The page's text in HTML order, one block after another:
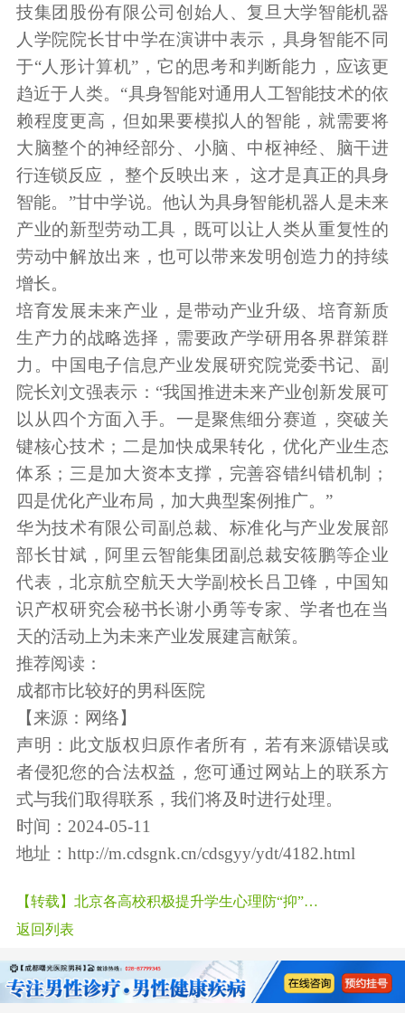
技集团股份有限公司创始人、复旦大学智能机器
人学院院长甘中学在演讲中表示，具身智能不同
于“人形计算机”，它的思考和判断能力，应该更
趋近于人类。“具身智能对通用人工智能技术的依
赖程度更高，但如果要模拟人的智能，就需要将
大脑整个的神经部分、小脑、中枢神经、脑干进
行连锁反应， 整个反映出来， 这才是真正的具身
智能。”甘中学说。他认为具身智能机器人是未来
产业的新型劳动工具，既可以让人类从重复性的
劳动中解放出来，也可以带来发明创造力的持续
增长。
培育发展未来产业，是带动产业升级、培育新质
生产力的战略选择，需要政产学研用各界群策群
力。中国电子信息产业发展研究院党委书记、副
院长刘文强表示：“我国推进未来产业创新发展可
以从四个方面入手。一是聚焦细分赛道，突破关
键核心技术；二是加快成果转化，优化产业生态
体系；三是加大资本支撑，完善容错纠错机制；
四是优化产业布局，加大典型案例推广。”
华为技术有限公司副总裁、标准化与产业发展部
部长甘斌，阿里云智能集团副总裁安筱鹏等企业
代表，北京航空航天大学副校长吕卫锋，中国知
识产权研究会秘书长谢小勇等专家、学者也在当
天的活动上为未来产业发展建言献策。
推荐阅读：
成都市比较好的男科医院
【来源：网络】
声明：此文版权归原作者所有，若有来源错误或
者侵犯您的合法权益，您可通过网站上的联系方
式与我们取得联系，我们将及时进行处理。
时间：2024-05-11
地址： http://m.cdsgnk.cn/cdsgyy/ydt/4182.html
【转载】北京各高校积极提升学生心理防“抑”力！
返回列表